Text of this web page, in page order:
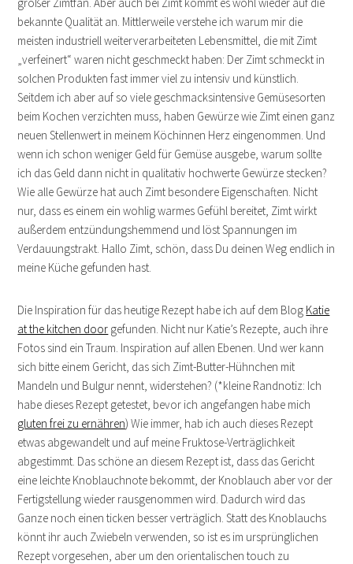
bekannte Qualität an. Mittlerweile verstehe ich warum mir die
meisten industriell weiterverarbeiteten Lebensmittel, die mit Zimt
„verfeinert“ waren nicht geschmeckt haben: Der Zimt schmeckt in
solchen Produkten fast immer viel zu intensiv und künstlich.
Seitdem ich aber auf so viele geschmacksintensive Gemüsesorten
beim Kochen verzichten muss, haben Gewürze wie Zimt einen ganz
neuen Stellenwert in meinem Köchinnen Herz eingenommen. Und
wenn ich schon weniger Geld für Gemüse ausgebe, warum sollte
ich das Geld dann nicht in qualitativ hochwerte Gewürze stecken?
Wie alle Gewürze hat auch Zimt besondere Eigenschaften. Nicht
nur, dass es einem ein wohlig warmes Gefühl bereitet, Zimt wirkt
außerdem entzündungshemmend und löst Spannungen im
Verdauungstrakt. Hallo Zimt, schön, dass Du deinen Weg endlich in
meine Küche gefunden hast.
Die Inspiration für das heutige Rezept habe ich auf dem Blog Katie
at the kitchen door gefunden. Nicht nur Katie’s Rezepte, auch ihre
Fotos sind ein Traum. Inspiration auf allen Ebenen. Und wer kann
sich bitte einem Gericht, das sich Zimt-Butter-Hühnchen mit
Mandeln und Bulgur nennt, widerstehen? (*kleine Randnotiz: Ich
habe dieses Rezept getestet, bevor ich angefangen habe mich
gluten frei zu ernähren) Wie immer, hab ich auch dieses Rezept
etwas abgewandelt und auf meine Fruktose-Verträglichkeit
abgestimmt. Das schöne an diesem Rezept ist, dass das Gericht
eine leichte Knoblauchnote bekommt, der Knoblauch aber vor der
Fertigstellung wieder rausgenommen wird. Dadurch wird das
Ganze noch einen ticken besser verträglich. Statt des Knoblauchs
könnt ihr auch Zwiebeln verwenden, so ist es im ursprünglichen
Rezept vorgesehen, aber um den orientalischen touch zu